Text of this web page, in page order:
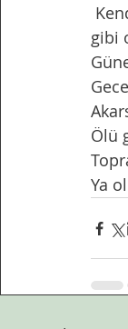
gibi
Ölü
Ya